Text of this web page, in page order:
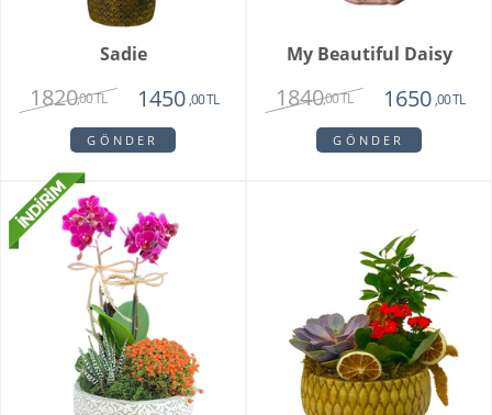
Sadie
1820,00 TL 1450 ,00 TL
GÖNDER
My Beautiful Daisy
1840,00 TL 1650 ,00 TL
GÖNDER